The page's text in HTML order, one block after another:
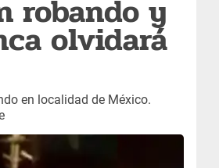
robando y
olvidará
en localidad de México.